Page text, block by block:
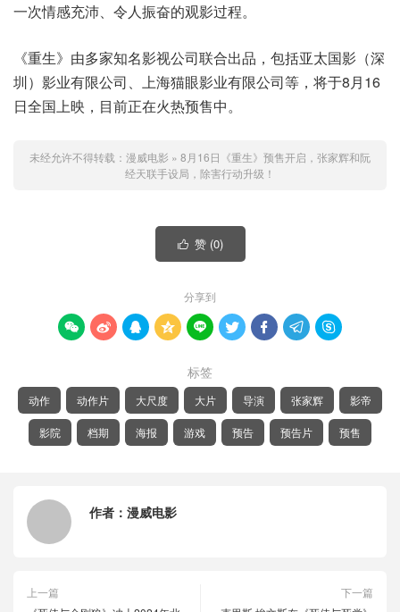
一次情感充沛、令人振奋的观影过程。
《重生》由多家知名影视公司联合出品，包括亚太国影（深
圳）影业有限公司、上海猫眼影业有限公司等，将于8月16
日全国上映，目前正在火热预售中。
未经允许不得转载： 漫威电影 » 8月16日《重生》预售开启，张家辉和阮
经天联手设局，除害行动升级！
 赞 (0)
分享到
        
标签
动作 动作片 大尺度 大片 导演 张家辉 影帝
影院 档期 海报 游戏 预告 预告片 预售
作者： 漫威电影
上一篇
下一篇